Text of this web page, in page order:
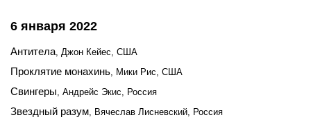
6 января 2022
Антитела, Джон Кейес, США
Проклятие монахинь, Мики Рис, США
Свингеры, Андрейс Экис, Россия
Звездный разум, Вячеслав Лисневский, Россия